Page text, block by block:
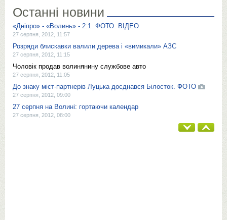
Останні новини
«Дніпро» - «Волинь» - 2:1. ФОТО. ВІДЕО
27 серпня, 2012, 11:57
Розряди блискавки валили дерева і «вимикали» АЗС
27 серпня, 2012, 11:15
Чоловік продав волинянину службове авто
27 серпня, 2012, 11:05
До знаку міст-партнерів Луцька доєднався Білосток. ФОТО
27 серпня, 2012, 09:00
27 серпня на Волині: гортаючи календар
27 серпня, 2012, 08:00